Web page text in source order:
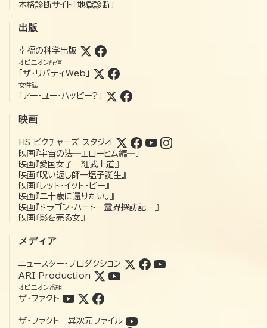
本格診断サイト「地獄診断」
出版
幸福の科学出版
オピニオン配信
「ザ・リバティWeb」
女性誌
「アー・ユー・ハッピー?」
映画
HS ピクチャーズ スタジオ
映画『宇宙の法―エローヒム編―』
映画『愛国女子―紅武士道』
映画『呪い返し師—塩子誕生』
映画『レット・イット・ビー』
映画『二十歳に還りたい。』
映画『ドラゴン・ハート―霊界探訪記―』
映画『影を売る女』
メディア
ニュースター・プロダクション
ARI Production
オピニオン番組
ザ・ファクト
ザ・ファクト 異次元ファイル